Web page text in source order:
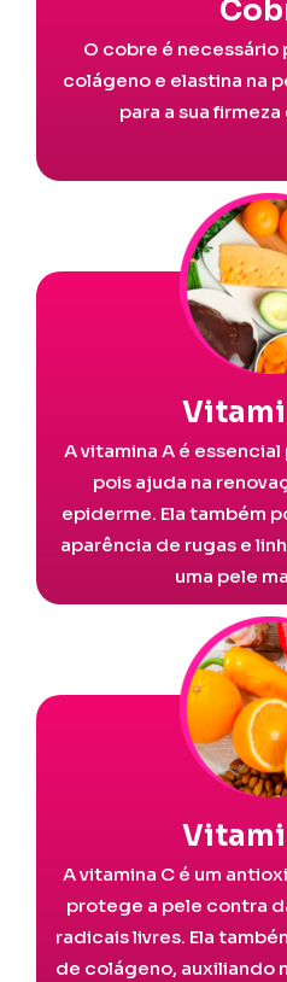
O cobre é necessário
colágeno e elastina na
para a sua
A vitamina A é
pois ajuda na
epiderme. Ela também
aparência de rugas e
uma pele
A vitamina C é um
protege a pele contra
radicais livres. Ela
de colágeno, auxiliando